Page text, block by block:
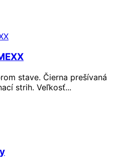
stave. Čierna prešívaná
strih. Veľkosť...